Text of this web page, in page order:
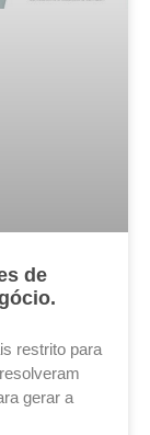
de
restrito para
gerar a